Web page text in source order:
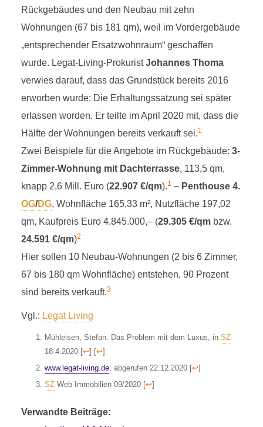
BARER HÖFE
B
Rückgebäudes und den Neubau mit zehn
Wohnungen (67 bis 181 qm), weil im Vordergebäude
„entsprechender Ersatzwohnraum“ geschaffen
wurde. Legat-Living-ProkuristJohannes Thoma
verwies darauf, dass das Grundstück bereits 2016
erworben wurde: Die Erhaltungssatzung sei später
erlassen worden. Er teilte im April 2020 mit, dass die
Hälfte der Wohnungen bereits verkauft sei.1
Zwei Beispiele für die Angebote im Rückgebäude: 3-
Zimmer-Wohnung mit Dachterrasse, 113,5 qm,
knapp 2,6 Mill. Euro (22.907 €/qm).1 – Penthouse 4.
OG/DG, Wohnfläche 165,33 m², Nutzfläche 197,02
qm, Kaufpreis Euro 4.845.000,– (29.305 €/qmbzw.
24.591 €/qm)2
Hier sollen 10 Neubau-Wohnungen (2 bis 6 Zimmer,
67 bis 180 qm Wohnfläche) entstehen, 90 Prozent
sind bereits verkauft.3
Vgl.: Legat Living
Mühleisen, Stefan. Das Problem mit dem Luxus, in SZ
18.4.2020[↩] [↩]
www.legat-living.de, abgerufen 22.12.2020[↩]
SZWeb Immobilien 09/2020[↩]
Verwandte Beiträge: